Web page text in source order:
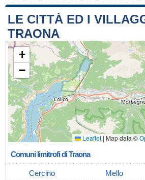
LE CITTÀ ED I
TRAONA
+
−
Leaflet | Map data ©
Comuni limitrofi di Traona
Cercino Mello